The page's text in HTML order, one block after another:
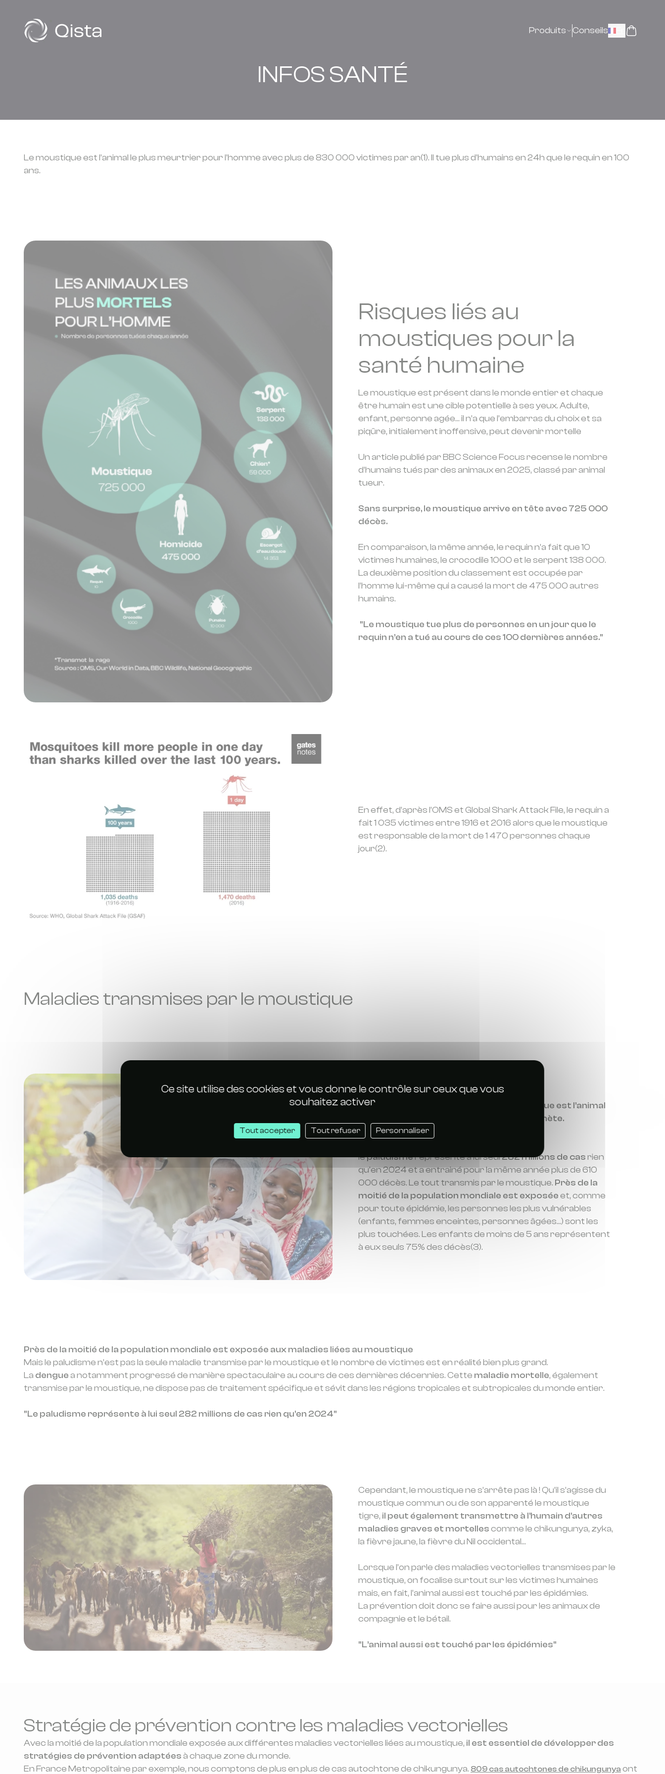
Ce site utilise des cookies et vous donne le contrôle sur ceux que vous
souhaitez activer
Tout accepter Tout refuser Personnaliser
Produits Conseils
INFOS SANTÉ
Le moustique est l’animal le plus meurtrier pour l’homme avec plus de 830 000 victimes par an(1). Il tue plus d’humains en 24h que le requin en 100
ans.
Risques liés au
moustiques pour la
santé humaine
Le moustique est présent dans le monde entier et chaque
être humain est une cible potentielle à ses yeux. Adulte,
enfant, personne agée… il n’a que l’embarras du choix et sa
piqûre, initialement inoffensive, peut devenir mortelle
Un article publié parBBC Science Focusrecense le nombre
d’humains tués par des animaux en 2025, classé par animal
tueur.
Sans surprise, le moustique arrive en tête avec 725 000
décès.
En comparaison, la même année, le requin n’a fait que 10
victimes humaines, le crocodile 1000 et le serpent 138 000.
La deuxième position du classement est occupée par
l’homme lui-même qui a causé la mort de 475 000 autres
humains.
"Le moustique tue plus de personnes en un jour que le
requin n’en a tué au cours de ces 100 dernières années."
En effet, d’après l’OMS et Global Shark Attack File, le requin a
fait 1 035 victimes entre 1916 et 2016 alors que le moustique
est responsable de la mort de 1 470 personnes chaque
jour(2).
Maladies transmises par le moustique
En plus d’être le plus meurtrier, le moustique est l’animal
qui transmet le plus de maladies sur la planète.
lepaludismereprésente à lui seul282 millions de casrien
qu’en 2024 et a entrainé pour la même année plus de 610
000 décès. Le tout transmis par le moustique. Près de la
moitié de la population mondiale est exposéeet, comme
pour toute épidémie, les personnes les plus vulnérables
(enfants, femmes enceintes, personnes âgées…) sont les
plus touchées. Les enfants de moins de 5 ans représentent
à eux seuls 75% des décès(3).
Près de la moitié de la population mondiale est exposée aux maladies liées au moustique
Mais le paludisme n’est pas la seule maladie transmise par le moustique et le nombre de victimes est en réalité bien plus grand.
La dengue a notamment progressé de manière spectaculaire au cours de ces dernières décennies. Cette maladie mortelle, également
transmise par le moustique, ne dispose pas de traitement spécifique et sévit dans les régions tropicales et subtropicales du monde entier.
"Le paludisme représente à lui seul 282 millions de cas rien qu’en 2024"
Cependant, le moustique ne s’arrête pas là ! Qu’il s’agisse du
moustique commun ou de son apparenté le moustique
tigre, il peut également transmettre à l’humain d’autres
maladies graves et mortellescomme le chikungunya, zyka,
la fièvre jaune, la fièvre du Nil occidental…
Lorsque l’on parle des maladies vectorielles transmises par le
moustique, on focalise surtout sur les victimes humaines
mais, en fait, l’animal aussi est touché par les épidémies.
La prévention doit donc se faire aussi pour les animaux de
compagnie et le bétail.
"L’animal aussi est touché par les épidémies"
Stratégie de prévention contre les maladies vectorielles
Avec la moitié de la population mondiale exposée aux différentes maladies vectorielles liées au moustique, il est essentiel de développer des
stratégies de prévention adaptées à chaque zone du monde.
En France Metropolitaine par exemple, nous comptons de plus en plus de cas autochtone de chikungunya. 809 cas autochtones de chikungunya ont